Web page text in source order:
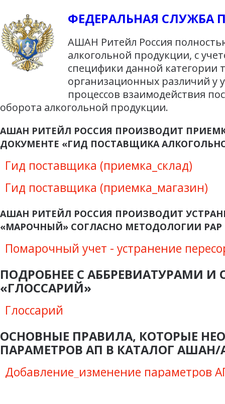
ФЕДЕРАЛЬНАЯ СЛУЖБА
АШАН Ритейл Россия
алкогольной продукции, с
специфики данной категории
организационных различий у
процессов взаимодействия
оборота алкогольной продукции.
АШАН РИТЕЙЛ РОССИЯ ПРОИЗВОДИТ
ДОКУМЕНТЕ «ГИД ПОСТАВЩИКА
Гид поставщика (приемка_склад)
Гид поставщика (приемка_магазин)
АШАН РИТЕЙЛ РОССИЯ ПРОИЗВОДИТ
«МАРОЧНЫЙ» СОГЛАСНО МЕТОДОЛОГИИ РАР
Помарочный учет - устранение
ПОДРОБНЕЕ С АББРЕВИАТУРАМИ
«ГЛОССАРИЙ»
Глоссарий
ОСНОВНЫЕ ПРАВИЛА, КОТОРЫЕ
ПАРАМЕТРОВ АП В КАТАЛОГ АШАН/
Добавление_изменение параметров